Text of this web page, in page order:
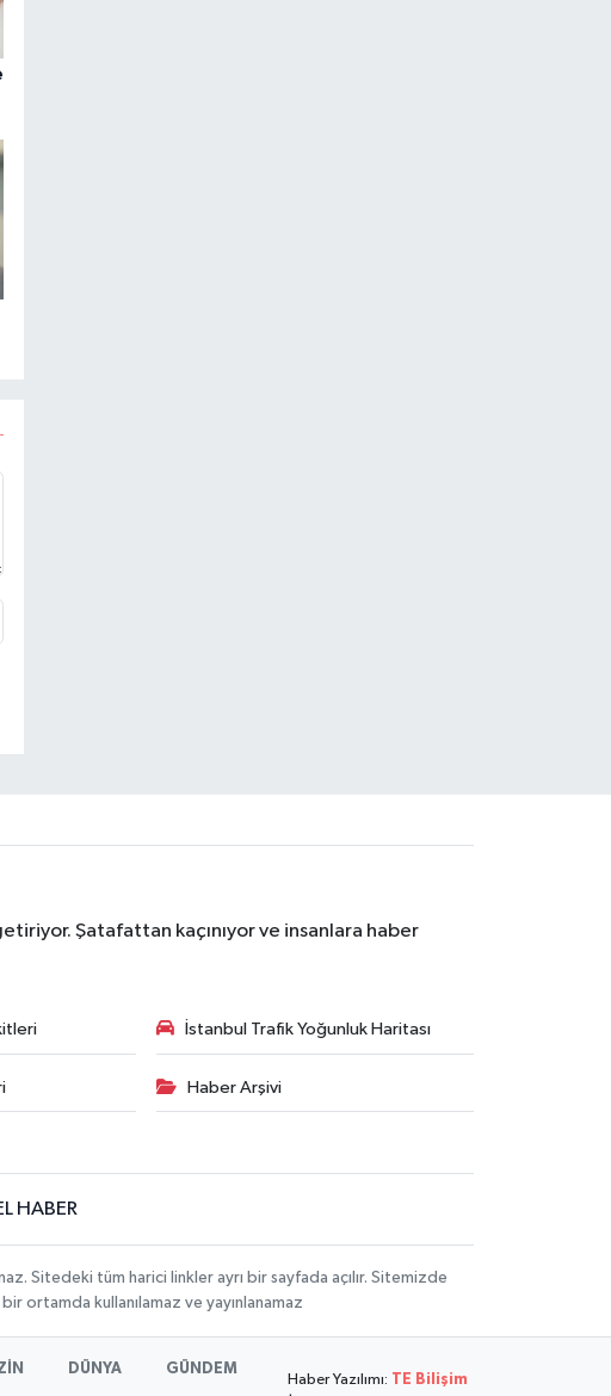
Şatafattan kaçınıyor ve insanlara haber
İstanbul Trafik Yoğunluk Haritası
Haber Arşivi
HABER
Sitedeki tüm harici linkler ayrı bir sayfada açılır. Sitemizde
ortamda kullanılamaz ve yayınlanamaz
DÜNYA
GÜNDEM
Haber Yazılımı: TE Bilişim